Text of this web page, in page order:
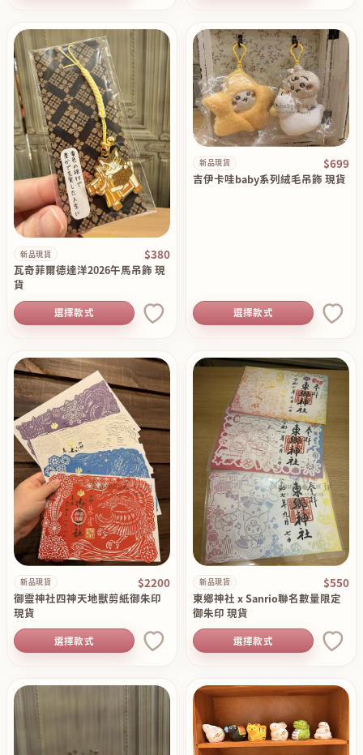
新品現貨 $380
瓦奇菲爾德達洋2026午馬吊飾 現
貨
選擇款式
新品現貨 $699
吉伊卡哇baby系列絨毛吊飾 現貨
選擇款式
新品現貨 $2200
御靈神社四神天地獸剪紙御朱印
現貨
選擇款式
新品現貨 $550
東鄉神社 x Sanrio聯名數量限定
御朱印 現貨
選擇款式